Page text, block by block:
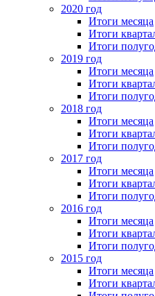
2020 год
Итоги месяца
Итоги
Итоги
2019 год
Итоги месяца
Итоги
Итоги
2018 год
Итоги месяца
Итоги
Итоги
2017 год
Итоги месяца
Итоги
Итоги
2016 год
Итоги месяца
Итоги
Итоги
2015 год
Итоги месяца
Итоги